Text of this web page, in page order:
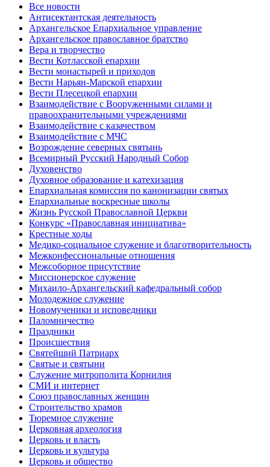
Все новости
Антисектантская деятельность
Архангельское Епархиальное управление
Архангельское православное братство
Вера и творчество
Вести Котласской епархии
Вести монастырей и приходов
Вести Нарьян-Марской епархии
Вести Плесецкой епархии
Взаимодействие с Вооруженными силами и
правоохранительными учреждениями
Взаимодействие с казачеством
Взаимодействие с МЧС
Возрождение северных святынь
Всемирный Русский Народный Собор
Духовенство
Духовное образование и катехизация
Епархиальная комиссия по канонизации святых
Епархиальные воскресные школы
Жизнь Русской Православной Церкви
Конкурс «Православная инициатива»
Крестные ходы
Медико-социальное служение и благотворительность
Межконфессиональные отношения
Межсоборное присутствие
Миссионерское служение
Михаило-Архангельский кафедральный собор
Молодежное служение
Новомученики и исповедники
Паломничество
Праздники
Происшествия
Святейший Патриарх
Святые и святыни
Служение митрополита Корнилия
СМИ и интернет
Союз православных женщин
Строительство храмов
Тюремное служение
Церковная археология
Церковь и власть
Церковь и культура
Церковь и общество